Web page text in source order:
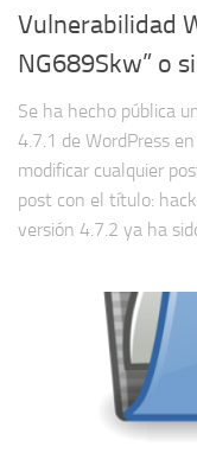
Vulnerabilidad
NG689Skw” o
Se ha hecho pública
4.7.1 de WordPress
modificar cualquier
post con el título:
versión 4.7.2 ya ha